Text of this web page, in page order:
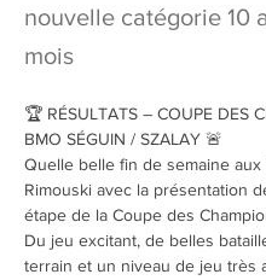
nouvelle catégorie 10
mois
🏆 RÉSULTATS – COUPE DES
BMO SÉGUIN / SZALAY 🚨
Quelle belle fin de semaine
Rimouski avec la présentation
étape de la Coupe des
Du jeu excitant, de belles
terrain et un niveau de jeu très